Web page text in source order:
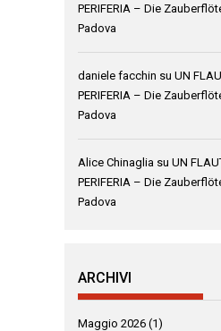
PERIFERIA – Die
Padova
daniele facchin su UN
PERIFERIA – Die
Padova
Alice Chinaglia su UN
PERIFERIA – Die
Padova
ARCHIVI
Maggio 2026 (1)